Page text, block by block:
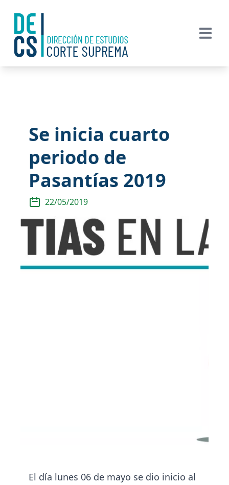
Se inicia cuarto
periodo de
Pasantías 2019
22/05/2019
El día lunes 06 de mayo se dio inicio al